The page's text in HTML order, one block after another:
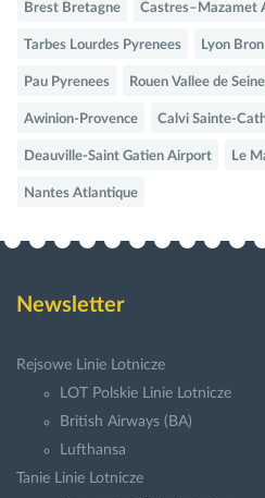
Brest Bretagne Castres–Mazamet
Tarbes Lourdes Pyrenees Lyon Bron
Pau Pyrenees Rouen Vallee de Seine
Awinion-Provence Calvi Sainte-
Deauville-Saint Gatien Airport Le
Nantes Atlantique
Newsletter
Rejsowe Linie Lotnicze
LOT Polskie Linie Lotnicze
British Airways (BA)
Lufthansa
Tanie Linie Lotnicze